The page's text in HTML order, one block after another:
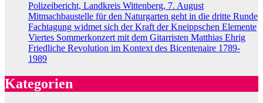
Polizeibericht, Landkreis Wittenberg, 7. August
Mitmachbaustelle für den Naturgarten geht in die dritte Runde
Fachtagung widmet sich der Kraft der Kneippschen Elemente
Viertes Sommerkonzert mit dem Gitarristen Matthias Ehrig
Friedliche Revolution im Kontext des Bicentenaire 1789-
1989
Kategorien